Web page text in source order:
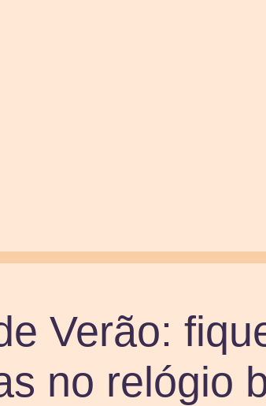
Verão:
no relógio